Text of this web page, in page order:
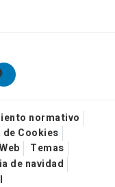
normativo
Cookies
Temas
de navidad